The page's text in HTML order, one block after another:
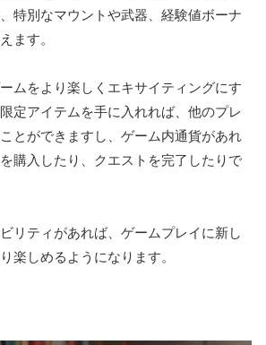
特別なマウントや武器、経験値ボーナ
ます。
ムをより楽しくエキサイティングにす
定アイテムを手に入れれば、他のプレ
とができますし、ゲーム内通貨があれ
購入したり、クエストを完了したりで
リティがあれば、ゲームプレイに新し
楽しめるようになります。